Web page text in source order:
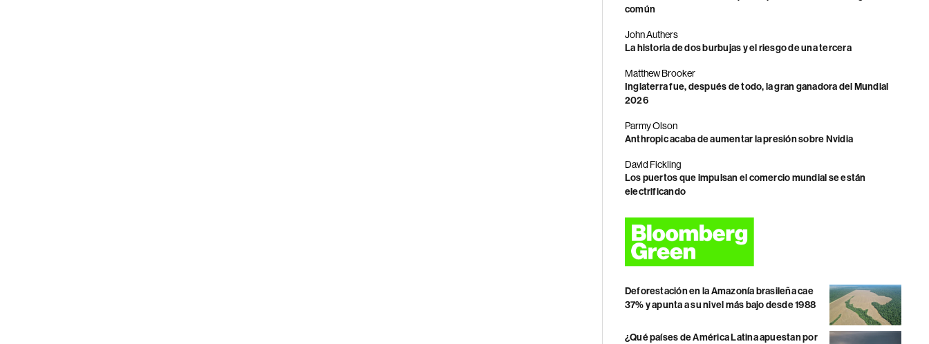
común
John Authers
La historia de dos burbujas y el riesgo de una tercera
Matthew Brooker
Inglaterra fue, después de todo, la gran ganadora del Mundial
2026
Parmy Olson
Anthropic acaba de aumentar la presión sobre Nvidia
David Fickling
Los puertos que impulsan el comercio mundial se están
electrificando
Deforestación en la Amazonía brasileña cae
37% y apunta a su nivel más bajo desde 1988
¿Qué países de América Latina apuestan por